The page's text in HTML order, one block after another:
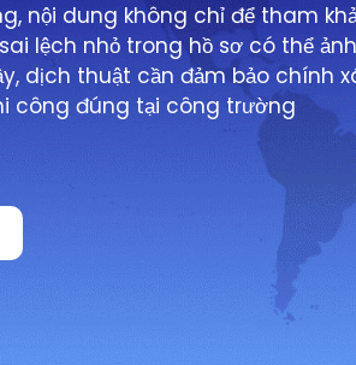
nội dung không chỉ để tham
lệch nhỏ trong hồ sơ có thể
dịch thuật cần đảm bảo chính
công đúng tại công trường